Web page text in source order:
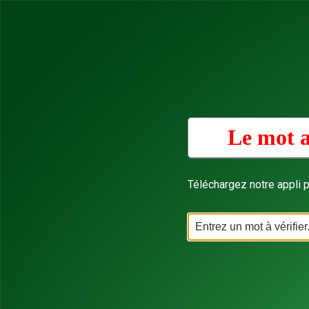
Le mot
Téléchargez notre appli